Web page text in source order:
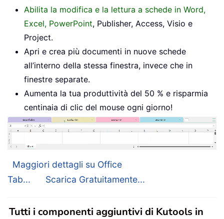
Abilita la modifica e la lettura a schede in Word,
Excel, PowerPoint, Publisher, Access, Visio e
Project.
Apri e crea più documenti in nuove schede
all’interno della stessa finestra, invece che in
finestre separate.
Aumenta la tua produttività del 50 % e risparmia
centinaia di clic del mouse ogni giorno!
Maggiori dettagli su Office
Tab...
Scarica Gratuitamente...
Tutti i componenti aggiuntivi di Kutools in